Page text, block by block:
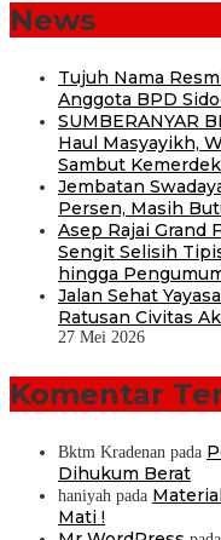
News
Tujuh Nama
Anggota BPD
SUMBERANYAR
Haul Masyayikh,
Sambut
Jembatan
Persen, Masih
Asep Rajai Grand
Sengit Selisih
hingga
Jalan Sehat
Ratusan Civitas
27 Mei 2026
Komentar
Bktm Kradenan pada
Dihukum Berat
haniyah pada
Mati !